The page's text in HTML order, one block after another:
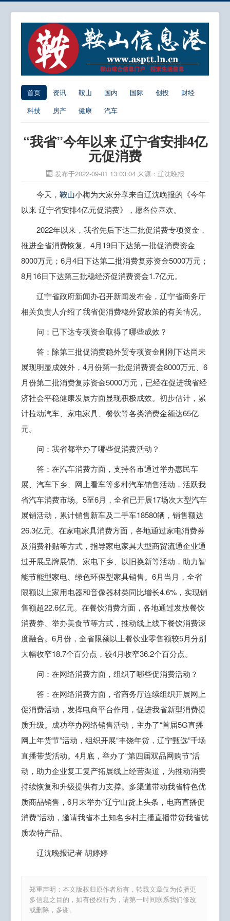
首页 资讯 鞍山 国内 国际 创投
财经
科技
房产 健康 汽车
“我省”今年以来 辽宁省安排4亿
元促消费
发布于2022-09-01 13:03:04 来源：辽沈晚报
今天， 鞍山小梅为大家分享来自辽沈晚报的《今年
以来 辽宁省安排4亿元促消费》，愿各位喜欢。
2022年以来，我省先后下达三批促消费专项资金，
推进全省消费恢复。4月19日下达第一批促消费资金
8000万元；6月4日下达第二批消费复苏资金5000万元；
8月16日下达第三批稳经济促消费资金1.7亿元。
辽宁省政府新闻办召开新闻发布会，辽宁省商务厅
相关负责人介绍了我省促消费稳外贸政策的有关情况。
问：已下达专项资金取得了哪些成效？
答：除第三批促消费稳外贸专项资金刚刚下达尚未
展现明显成效外，4月份第一批促消费资金8000万元、6
月份第二批消费复苏资金5000万元，已经在促进我省经
济社会平稳健康发展方面显现积极成效。初步估计，累
计拉动汽车、家电家具、餐饮等各类消费金额达65亿
元。
问：我省都举办了哪些促消费活动？
答：在汽车消费方面，支持各市通过举办惠民车
展、汽车下乡、网上看车等多种汽车销售活动，活跃我
省汽车消费市场。5至6月，全省已开展17场次大型汽车
展销活动，累计销售新车及二手车18580辆，销售额达
26.3亿元。在家电家具消费方面，各地通过家电消费券
及消费补贴等方式，指导家电家具大型商贸流通企业通
过开展品牌展销、家电下乡、以旧换新等活动，助力智
能节能型家电、绿色环保型家具销售。6月当月，全省
限额以上家用电器和音像器材类同比增长4.6%，实现销
售额超22.6亿元。在餐饮消费方面，各地通过发放餐饮
消费券、举办美食节等方式，推动线上线下餐饮消费深
度融合。6月份，全省限额以上餐饮业零售额较5月分别
大幅收窄18.7个百分点，较4月收窄36.2个百分点。
问：在网络消费方面，组织了哪些促消费活动？
答：在网络消费方面，省商务厅连续组织开展网上
促消费活动，发挥电商平台作用，促进我省新型消费提
质升级。成功举办网络销售活动，主办了“首届5G直播
网上年货节”活动，组织开展“丰饶年货，辽宁甄选”千场
直播带货活动。4月底，举办了“第四届双品网购节”活
动，助力企业复工复产拓展线上经营渠道，为推动消费
持续恢复和升级提供有力支撑。多渠道带动我省特色优
质商品销售，6月末举办“辽宁山货上头条，电商直播促
消费”活动，邀请我省本土知名乡村主播直播带货我省优
质农特产品。
辽沈晚报记者 胡婷婷
郑重声明：本文版权归原作者所有，转载文章仅为传播更
多信息之目的，如有侵权行为，请第一时间联系我们修改
或删除，多谢。